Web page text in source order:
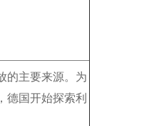
的主要来源。为
德国开始探索利